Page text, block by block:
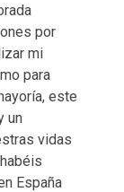
por
mi
para
este
un
vidas
España